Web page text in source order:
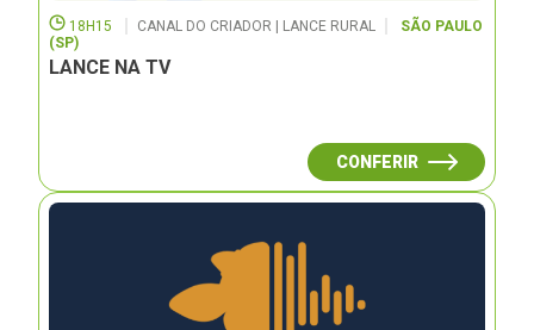
18H15 CANAL DO CRIADOR | LANCE RURAL
SÃO PAULO
(SP)
LANCE NA TV
CONFERIR